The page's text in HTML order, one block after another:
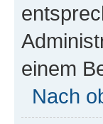
einem
Nach